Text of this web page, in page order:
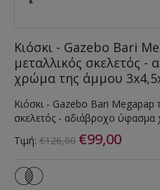
Κιόσκι - Gazebo Bari
μεταλλικός σκελετός
χρώμα της άμμου
Κιόσκι - Gazebo Bari Megapap
σκελετός - αδιάβροχο
Τιμή: €126,00 €99,00